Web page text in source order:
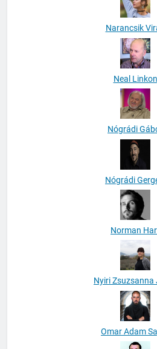
Narancsik
Neal Linkon
Nógrádi
Nógrádi
Norman
Nyiri Zsuzsanna
Omar Adam